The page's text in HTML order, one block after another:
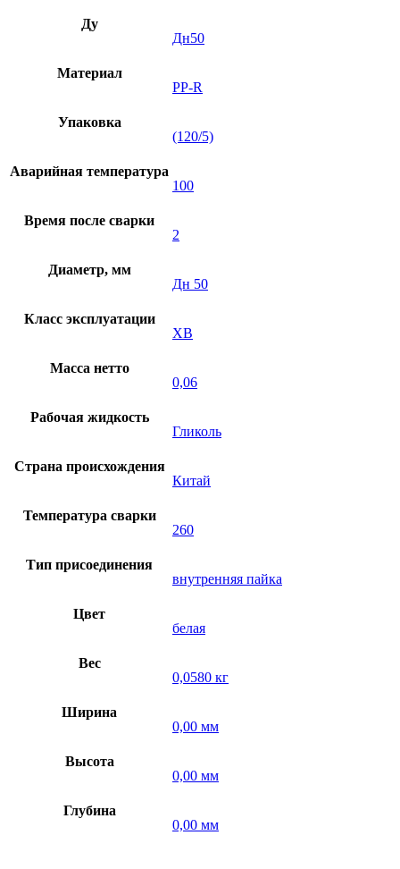
Ду
Дн50
Материал
PP-R
Упаковка
(120/5)
Аварийная температура
100
Время после сварки
2
Диаметр, мм
Дн 50
Класс эксплуатации
XB
Масса нетто
0,06
Рабочая жидкость
Гликоль
Страна происхождения
Китай
Температура сварки
260
Тип присоединения
внутренняя пайка
Цвет
белая
Вес
0,0580 кг
Ширина
0,00 мм
Высота
0,00 мм
Глубина
0,00 мм